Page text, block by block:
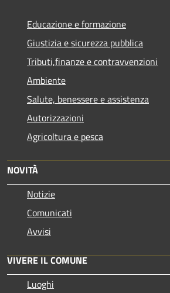
Educazione e formazione
Giustizia e sicurezza pubblica
Tributi,finanze e contravvenzioni
Ambiente
Salute, benessere e assistenza
Autorizzazioni
Agricoltura e pesca
NOVITÀ
Notizie
Comunicati
Avvisi
VIVERE IL COMUNE
Luoghi